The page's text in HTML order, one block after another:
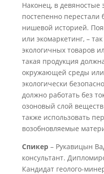
Наконец, в
постепенно
нишевой историей.
или экомаркетинг, –
экологичных товаров
такая продукция
окружающей среды или
экологически
должно работать без
озоновый слой
также использовать
возобновляемые
Спикер– Рукавицын
консультант.
Кандидат геолого-